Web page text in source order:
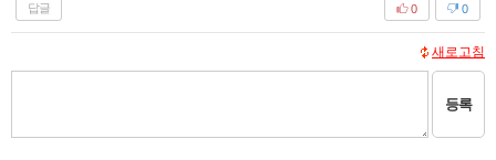
답글 0
0
새로고침
등록